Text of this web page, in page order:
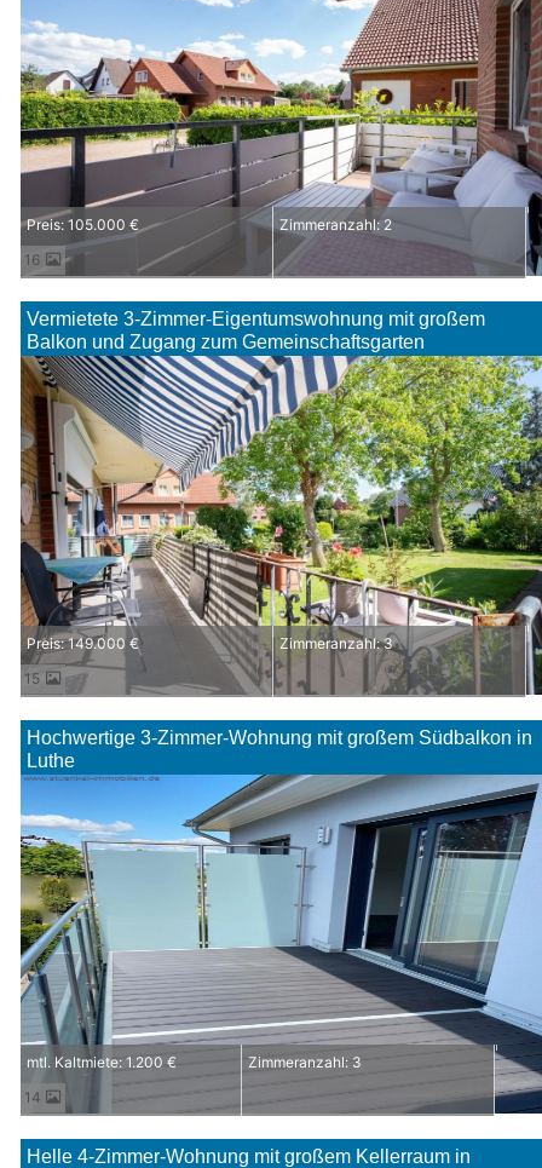
16
Preis: 105.000 € Zimmeranzahl: 2
Vermietete 3-Zimmer-Eigentumswohnung mit großem
Balkon und Zugang zum Gemeinschaftsgarten
15
Preis: 149.000 € Zimmeranzahl: 3
Hochwertige 3-Zimmer-Wohnung mit großem Südbalkon in
Luthe
14
mtl. Kaltmiete: 1.200 € Zimmeranzahl: 3
Helle 4-Zimmer-Wohnung mit großem Kellerraum in